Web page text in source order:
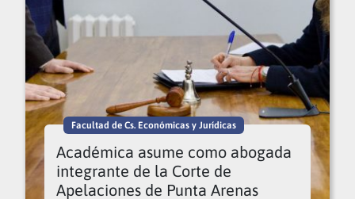
Facultad de Cs. Económicas y Jurídicas
Académica asume como abogada
integrante de la Corte de
Apelaciones de Punta Arenas